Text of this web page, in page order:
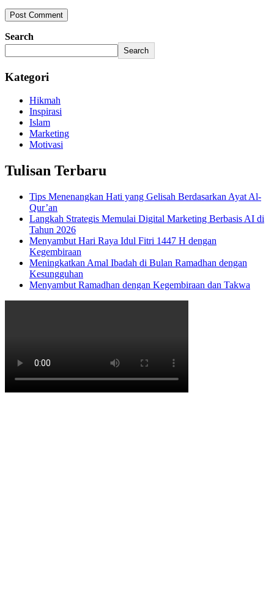
Search
Search
Kategori
Hikmah
Inspirasi
Islam
Marketing
Motivasi
Tulisan Terbaru
Tips Menenangkan Hati yang Gelisah Berdasarkan Ayat Al-
Qur’an
Langkah Strategis Memulai Digital Marketing Berbasis AI di
Tahun 2026
Menyambut Hari Raya Idul Fitri 1447 H dengan
Kegembiraan
Meningkatkan Amal Ibadah di Bulan Ramadhan dengan
Kesungguhan
Menyambut Ramadhan dengan Kegembiraan dan Takwa